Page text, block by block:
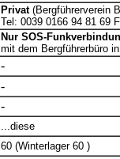
Privat (Bergführerverein
Tel: 0039 0166 94 81 69
Nur SOS-
mit dem Bergführerbüro
-
-
-
...diese
60 (Winterlager 60 )